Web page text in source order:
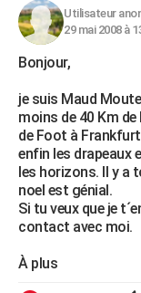
Carte de Noël
Carte Bonne année
Carte Saint-Valentin
Carte Pâques
Carte d'anniversaire
DICTIONNAIRE
Dictionnaire
Biographies
Citations
Expressions
Proverbes
S'inscrire
Se connecter
Lycées
Collèges
Primaires
Universités
Entreprises
Service militaire
Avis de recherche
AVIS DE DÉCÈS
FORUM
Bricolage
Lifestyle
Culture
Sport
Auto
Television
Voyage
Cinema
Utilisateur
29 mai 2008 à
Bonjour,
je suis Maud
moins de 40 Km
de Foot à
enfin les drapeaux
les horizons. Il y a
noel est génial.
Si tu veux que je
contact avec moi.
À plus